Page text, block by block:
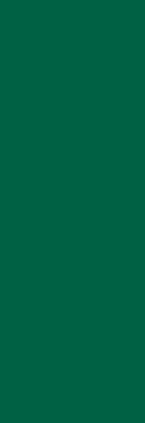
nouvelle fenêtre)
nouvelle fenêtre)